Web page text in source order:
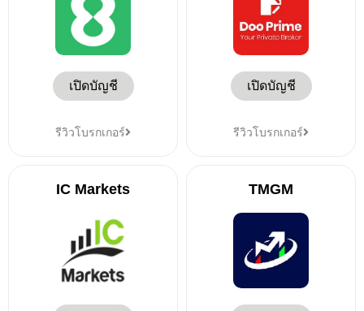
เปิดบัญชี
รีวิวโบรกเกอร์
เปิดบัญชี
รีวิวโบรกเกอร์
IC Markets TMGM